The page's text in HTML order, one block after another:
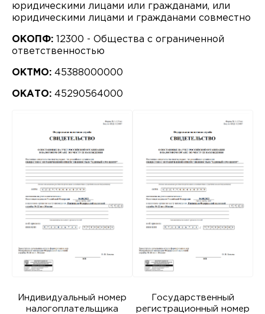
юридическими лицами или гражданами, или
юридическими лицами и гражданами совместно
ОКОПФ: 12300 - Общества с ограниченной
ответственностью
ОКТМО: 45388000000
ОКАТО: 45290564000
Индивидуальный номер
налогоплательщика
Государственный
регистрационный номер